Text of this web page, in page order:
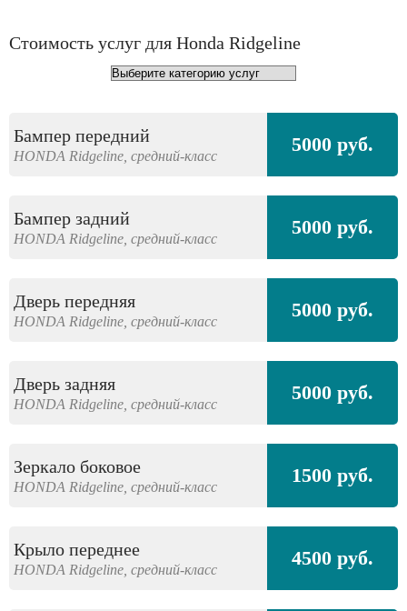
Стоимость услуг для Honda Ridgeline
Бампер передний
HONDA Ridgeline, средний-класс 5000 руб.
Бампер задний
HONDA Ridgeline, средний-класс 5000 руб.
Дверь передняя
HONDA Ridgeline, средний-класс 5000 руб.
Дверь задняя
HONDA Ridgeline, средний-класс 5000 руб.
Зеркало боковое
HONDA Ridgeline, средний-класс 1500 руб.
Крыло переднее
HONDA Ridgeline, средний-класс 4500 руб.